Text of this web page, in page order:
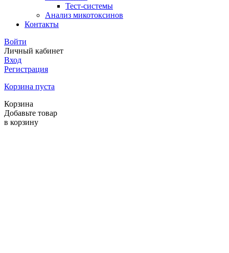
Тест-системы
Анализ микотоксинов
Контакты
Войти
Личный кабинет
Вход
Регистрация
Корзина пуста
Корзина
Добавьте товар
в корзину